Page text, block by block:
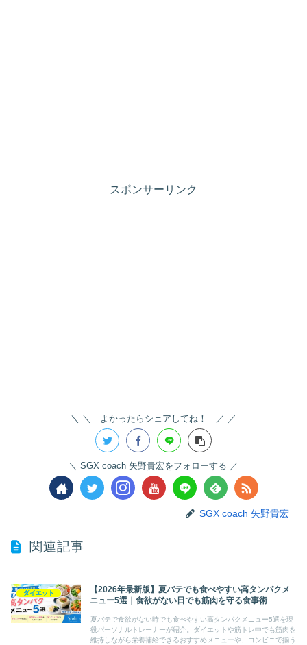
スポンサーリンク
＼ よかったらシェアしてね！ ／
SGX coach 矢野貴宏をフォローする
SGX coach 矢野貴宏
関連記事
ダイエット
【2026年最新版】夏バテでも食べやすい高タンパクメ
ニュー5選｜食欲がない日でも筋肉を守る食事術
夏バテで食欲がない時でも食べやすい高タンパクメニュー5選を現
役パーソナルトレーナーが紹介。ダイエットや筋トレ中でも筋肉を
維持しながら栄養補給できるおすすめメニューや、コンビニで揃う